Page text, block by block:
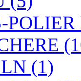
(1)